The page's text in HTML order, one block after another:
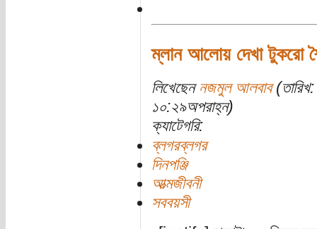
ম্লান আলোয় দেখা টুকরো
লিখেছেন নজমুল আলবাব
১০:২৯অপরাহ্ন)
ক্যাটেগরি:
ব্লগরব্লগর
দিনপঞ্জি
আত্মজীবনী
সববয়সী